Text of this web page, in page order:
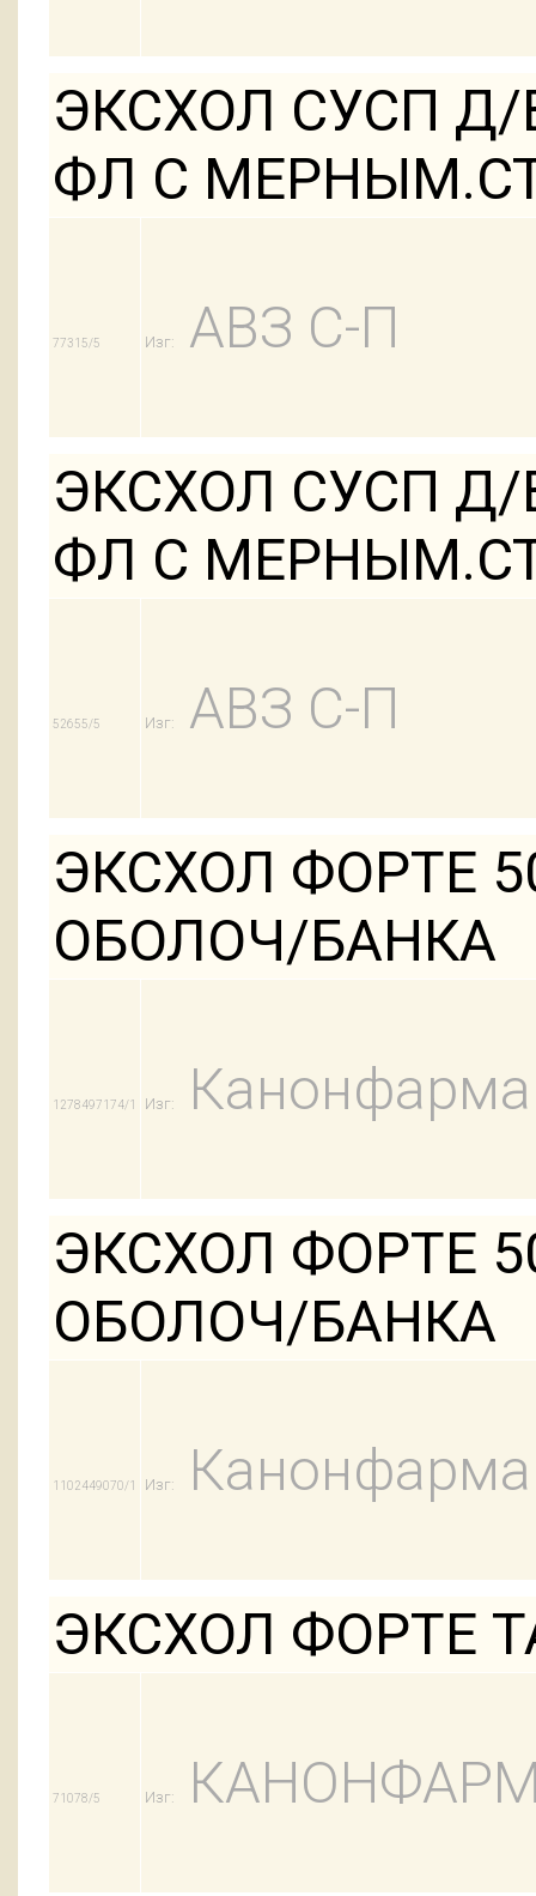
ЭКСХОЛ СУСП
ФЛ С
77315/5 Изг: АВЗ С-П
ЭКСХОЛ СУСП
ФЛ С
52655/5 Изг: АВЗ С-П
ЭКСХОЛ ФОРТЕ
ОБОЛОЧ/БАНКА
1278497174/1 Изг:
ЭКСХОЛ ФОРТЕ
ОБОЛОЧ/БАНКА
1102449070/1 Изг:
ЭКСХОЛ ФОРТЕ
71078/5 Изг: